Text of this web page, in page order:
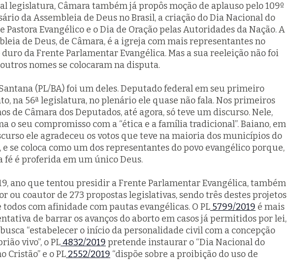
legislatura, Câmara também já propôs moção de aplauso pelo 109º
da Assembleia de Deus no Brasil, a criação do Dia Nacional do
Pastora Evangélico e o Dia de Oração pelas Autoridades da Nação. A
de Deus, de Câmara, é a igreja com mais representantes no
da Frente Parlamentar Evangélica. Mas a sua reeleição não foi
nomes se colocaram na disputa.
(PL/BA) foi um deles. Deputado federal em seu primeiro
na 56ª legislatura, no plenário ele quase não fala. Nos primeiros
de Câmara dos Deputados, até agora, só teve um discurso. Nele,
o seu compromisso com a “ética e a família tradicional”. Baiano, em
ele agradeceu os votos que teve na maioria dos municípios do
e se coloca como um dos representantes do povo evangélico porque,
fé é proferida em um único Deus.
ano que tentou presidir a Frente Parlamentar Evangélica, também
ou coautor de 273 propostas legislativas, sendo três destes projetos
todos com afinidade com pautas evangélicas. O PL 5799/2019 é mais
de barrar os avanços do aborto em casos já permitidos por lei,
“estabelecer o início da personalidade civil com a concepção
vivo”, o PL4832/2019 pretende instaurar o “Dia Nacional do
Cristão” e o PL 2552/2019 “dispõe sobre a proibição do uso de